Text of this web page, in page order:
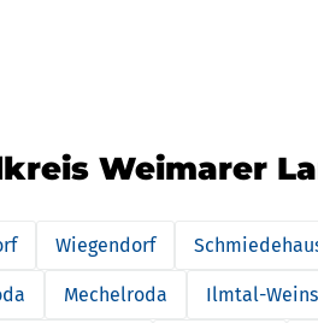
Weimarer
Wiegendorf
Mechelroda Ilmtal-